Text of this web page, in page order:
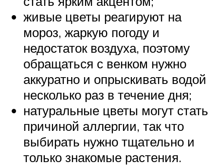
живые цветы реагируют на
мороз, жаркую погоду и
недостаток воздуха, поэтому
обращаться с венком нужно
аккуратно и опрыскивать водой
несколько раз в течение дня;
натуральные цветы могут стать
причиной аллергии, так что
выбирать нужно тщательно и
только знакомые растения.